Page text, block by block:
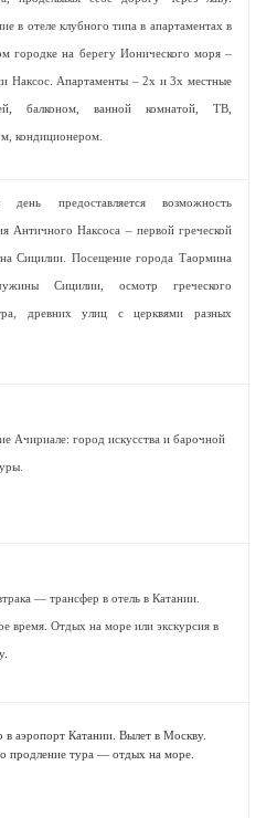
в отеле клубного типа в апартаментах в
городке на берегу Ионического моря –
Наксос. Апартаменты – 2х и 3х местные
балконом, ванной комнатой, ТВ,
кондиционером.
предоставляется возможность
Античного Наксоса – первой греческой
Сицилии. Посещение города Таормина
Сицилии, осмотр греческого
древних улиц с церквями разных
Ачириале: город искусства и барочной
— трансфер в отель в Катании.
время. Отдых на море или экскурсия в
в аэропорт Катании. Вылет в Москву.
продление тура — отдых на море.